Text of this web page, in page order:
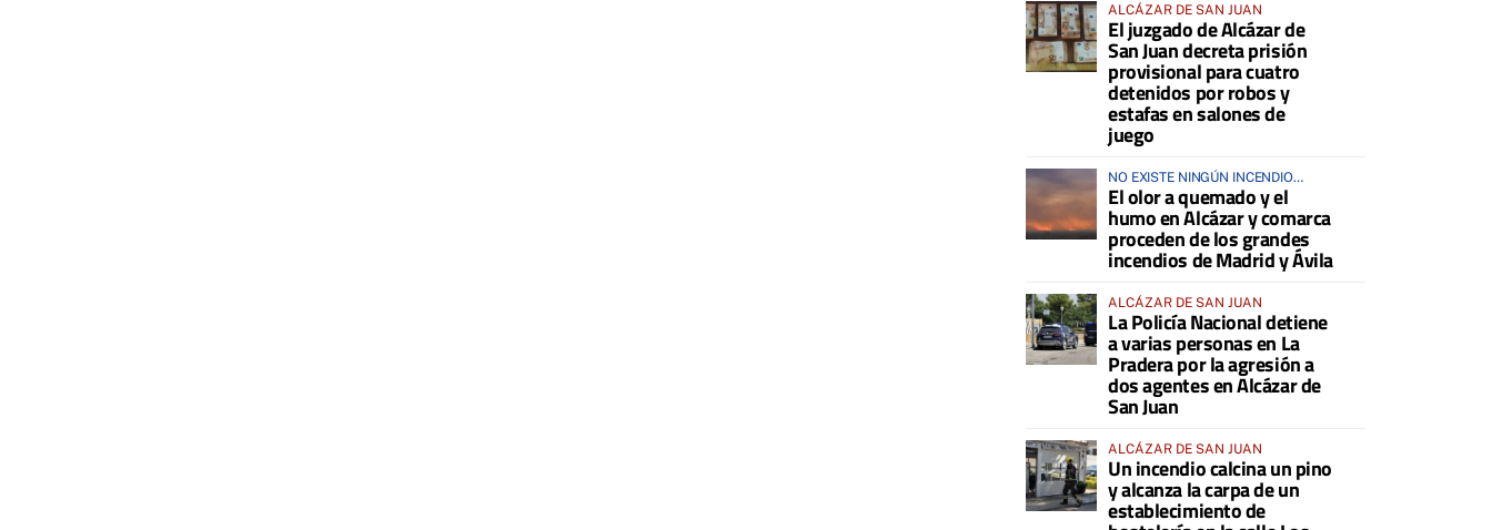
ALCÁZAR DE SAN JUAN
El juzgado de Alcázar de
San Juan decreta prisión
provisional para cuatro
detenidos por robos y
estafas en salones de
juego
NO EXISTE NINGÚN INCENDIO
ACTIVO EN LA COMARCA
El olor a quemado y el
humo en Alcázar y comarca
proceden de los grandes
incendios de Madrid y Ávila
ALCÁZAR DE SAN JUAN
La Policía Nacional detiene
a varias personas en La
Pradera por la agresión a
dos agentes en Alcázar de
San Juan
ALCÁZAR DE SAN JUAN
Un incendio calcina un pino
y alcanza la carpa de un
establecimiento de